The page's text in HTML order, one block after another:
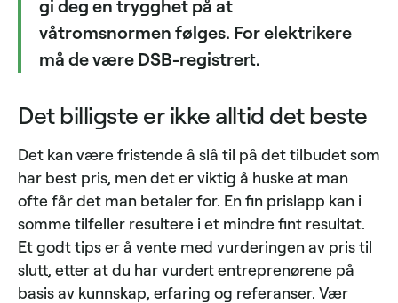
gi deg en trygghet på at
våtromsnormen følges. For elektrikere
må de være DSB-registrert.
Det billigste er ikke alltid det beste
Det kan være fristende å slå til på det tilbudet som
har best pris, men det er viktig å huske at man
ofte får det man betaler for. En fin prislapp kan i
somme tilfeller resultere i et mindre fint resultat.
Et godt tips er å vente med vurderingen av pris til
slutt, etter at du har vurdert entreprenørene på
basis av kunnskap, erfaring og referanser. Vær